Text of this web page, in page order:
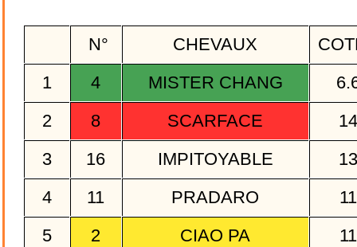
N° CHEVAUX
1
4 MISTER CHANG
2
8 SCARFACE
3
16 IMPITOYABLE
4
11 PRADARO
5
2 CIAO PA